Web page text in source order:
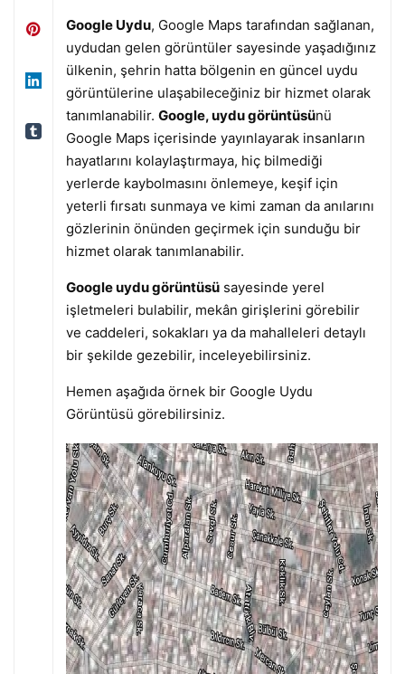
Google Uydu, Google Maps tarafından sağlanan,
uydudan gelen görüntüler sayesinde yaşadığınız
ülkenin, şehrin hatta bölgenin en güncel uydu
görüntülerine ulaşabileceğiniz bir hizmet olarak
tanımlanabilir. Google, uydu görüntüsünü
Google Maps içerisinde yayınlayarak insanların
hayatlarını kolaylaştırmaya, hiç bilmediği
yerlerde kaybolmasını önlemeye, keşif için
yeterli fırsatı sunmaya ve kimi zaman da anılarını
gözlerinin önünden geçirmek için sunduğu bir
hizmet olarak tanımlanabilir.
Google uydu görüntüsüsayesinde yerel
işletmeleri bulabilir, mekân girişlerini görebilir
ve caddeleri, sokakları ya da mahalleleri detaylı
bir şekilde gezebilir, inceleyebilirsiniz.
Hemen aşağıda örnek bir Google Uydu
Görüntüsü görebilirsiniz.